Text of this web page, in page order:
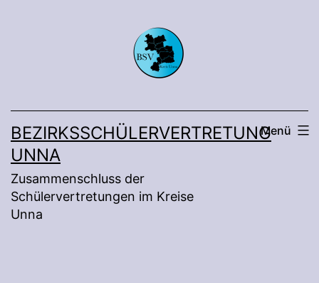
BEZIRKSSCHÜLERVERTRETUNG
UNNA
Zusammenschluss der
Schülervertretungen im Kreise
Unna
Menü